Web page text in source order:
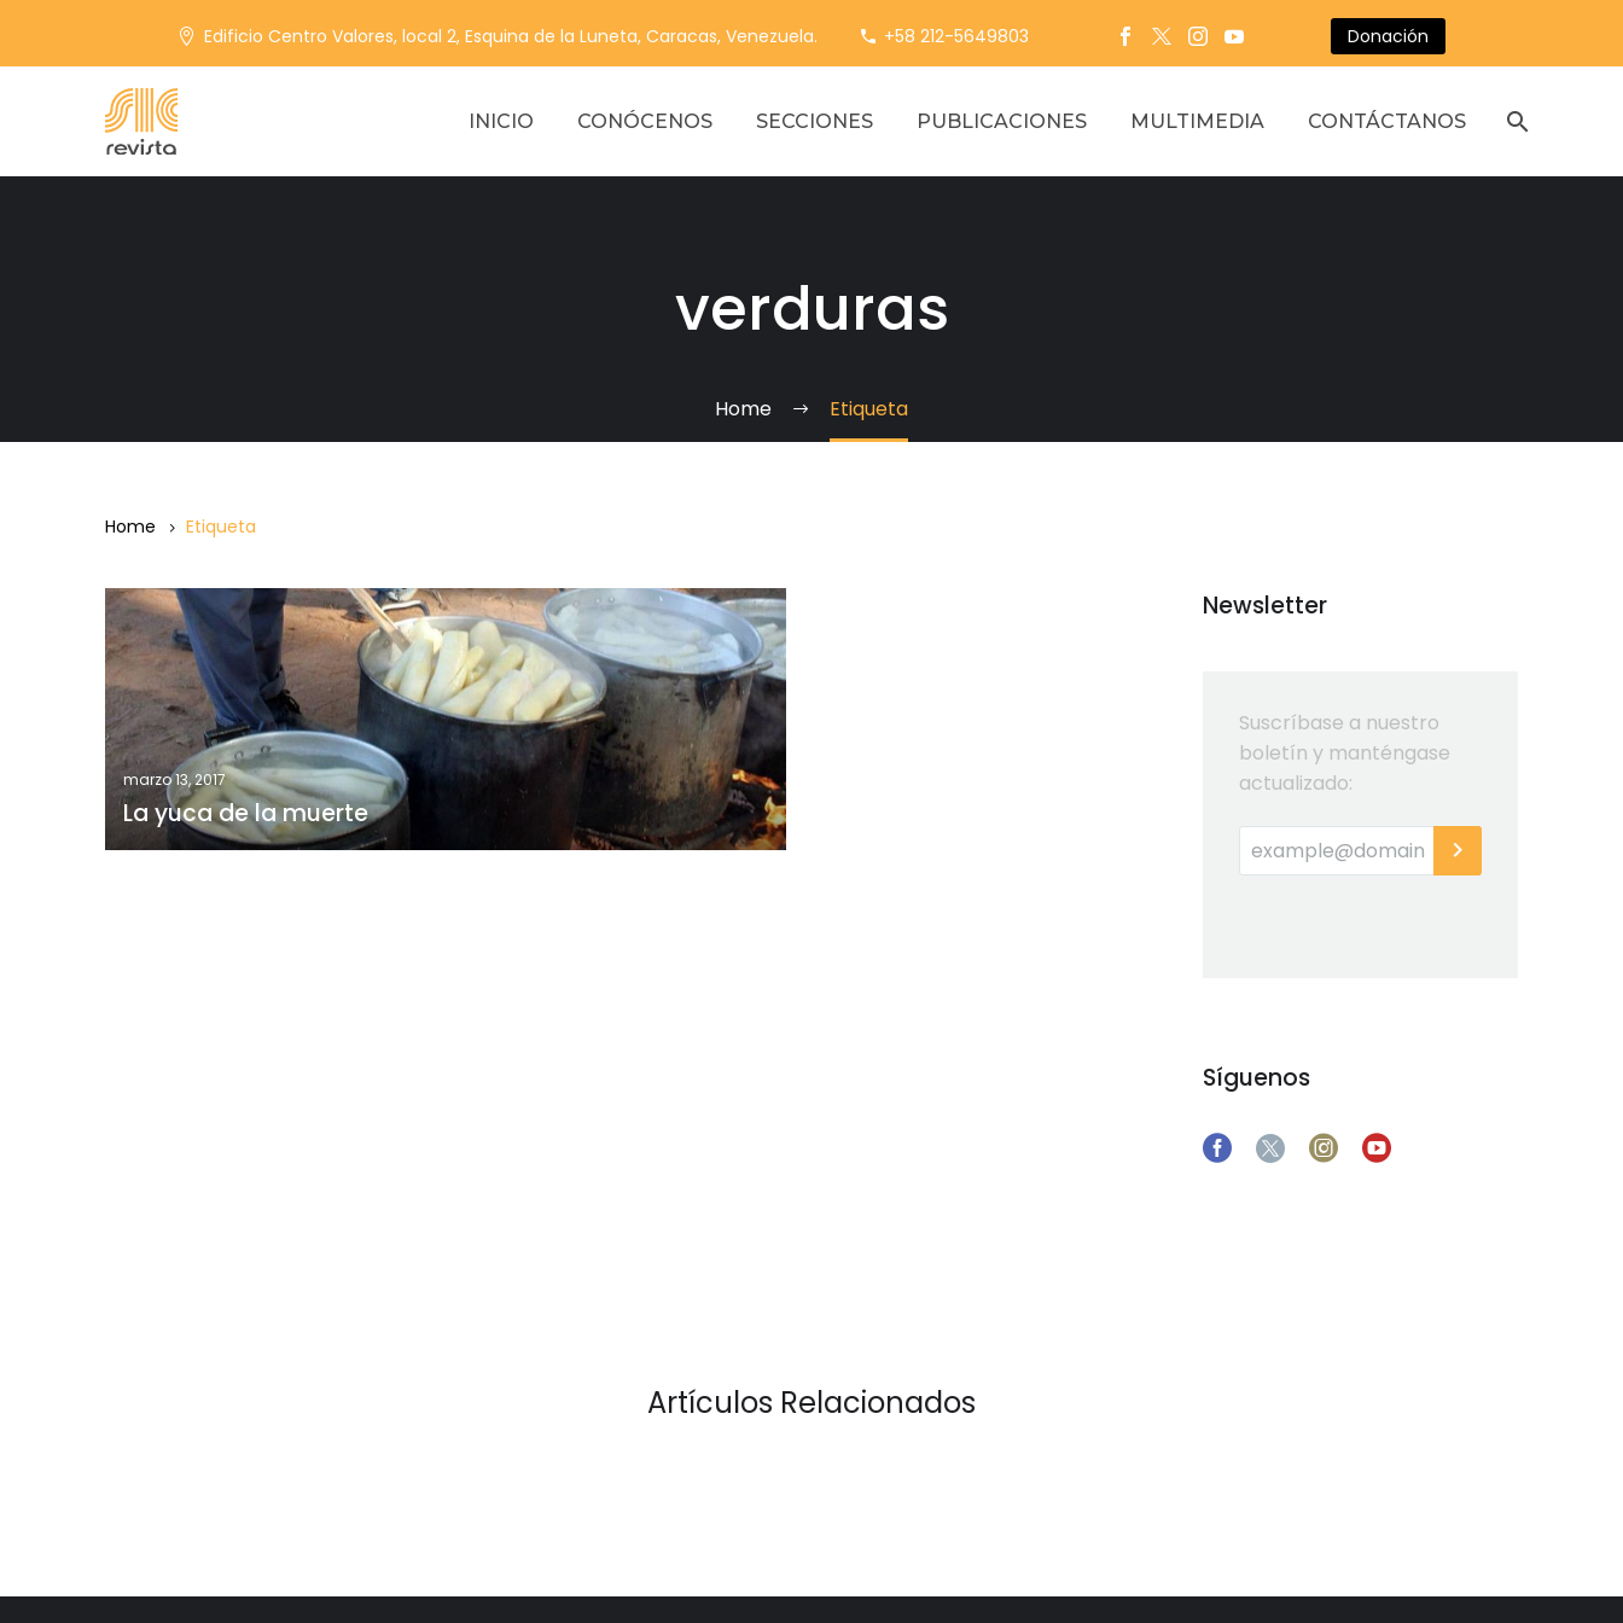
Edificio Centro Valores, local 2, Esquina de la Luneta, Caracas, Venezuela. +58 212-5649803 Donación
INICIO CONÓCENOS SECCIONES PUBLICACIONES MULTIMEDIA CONTÁCTANOS
verduras
Home Etiqueta
Home Etiqueta
La
yuca
de
la
muerte
marzo 13, 2017
La yuca de la muerte
Newsletter
Suscríbase a nuestro
boletín y manténgase
actualizado:
Síguenos
Artículos Relacionados